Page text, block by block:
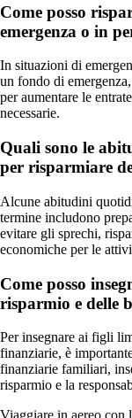
Come posso
emergenza o in
In situazioni di
un fondo di
per aumentare le
necessarie.
Quali sono le
per risparmiare
Alcune abitudini
termine includono
evitare gli sprechi,
economiche per le
Come posso
risparmio e delle
Per insegnare ai figli
finanziarie, è
finanziarie familiari,
risparmio e la